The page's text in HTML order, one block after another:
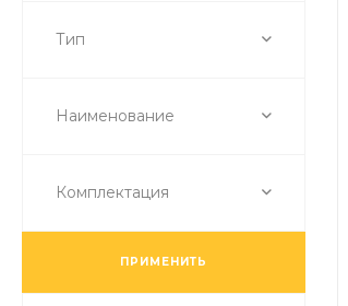
Тип
Наименование
Комплектация
ПРИМЕНИТЬ